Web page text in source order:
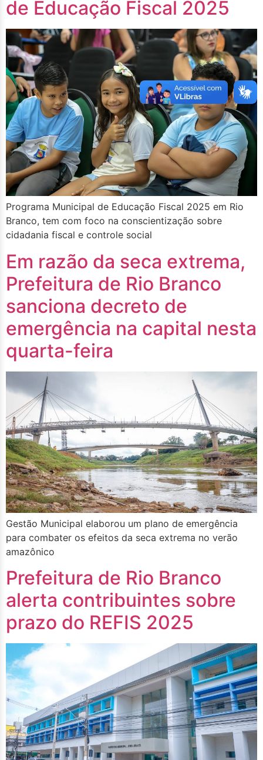
de Educação Fiscal 2025
Programa Municipal de Educação Fiscal 2025 em Rio
Branco, tem com foco na conscientização sobre
cidadania fiscal e controle social
Em razão da seca extrema,
Prefeitura de Rio Branco
sanciona decreto de
emergência na capital nesta
quarta-feira
Gestão Municipal elaborou um plano de emergência
para combater os efeitos da seca extrema no verão
amazônico
Prefeitura de Rio Branco
alerta contribuintes sobre
prazo do REFIS 2025